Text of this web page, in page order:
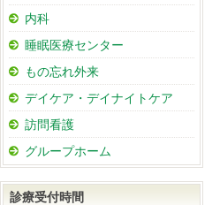
内科
睡眠医療センター
もの忘れ外来
デイケア・デイナイトケア
訪問看護
グループホーム
診療受付時間